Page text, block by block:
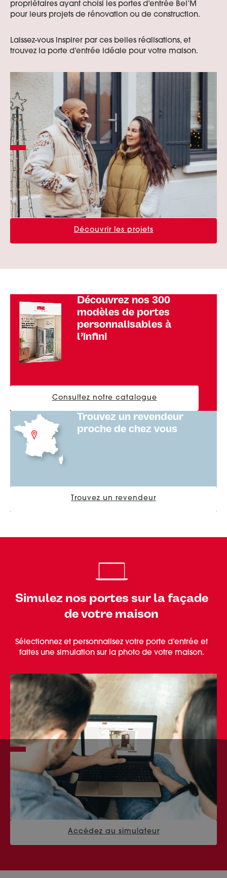
propriétaires ayant choisi les portes d’entrée Bel’M
pour leurs projets de rénovation ou de construction.
Laissez-vous inspirer par ces belles réalisations, et
trouvez la porte d’entrée idéale pour votre maison.
Découvrir les projets
Découvrez nos 300
modèles de portes
personnalisables à
l’infini
Consultez notre catalogue
Trouvez un revendeur
proche de chez vous
Trouvez un revendeur
Simulez nos portes sur la façade
de votre maison
Sélectionnez et personnalisez votre porte d’entrée et
faites une simulation sur la photo de votre maison.
Accédez au simulateur